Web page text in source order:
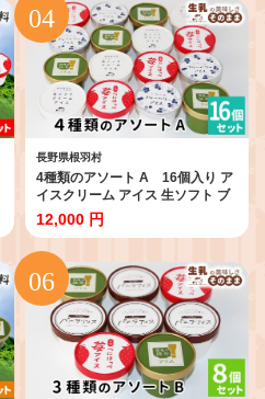
長野県根羽村
4種類のアソート A 16個入り ア
イスクリーム アイス 生ソフト ブ
ルーベリー 稲武 紅ほっぺ 苺 いち
ご 紅ほっぺいちご 西尾抹茶 抹茶
牛乳 アイス ミルク 根羽村 ネバー
ランド 12000円
12,000 円